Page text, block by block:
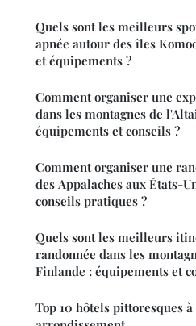
Quels sont les meilleurs
apnée autour des îles
et équipements ?
Comment organiser une
dans les montagnes de
équipements et conseils ?
Comment organiser une
des Appalaches aux États-
conseils pratiques ?
Quels sont les meilleurs
randonnée dans les
Finlande : équipements et
Top 10 hôtels pittoresques